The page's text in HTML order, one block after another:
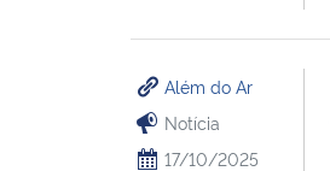
Além do Ar
Notícia
17/10/2025